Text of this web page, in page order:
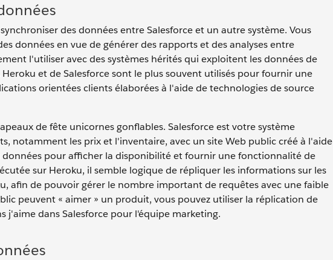
des données entre Salesforce et un autre système. Vous
données en vue de générer des rapports et des analyses entre
l'utiliser avec des systèmes hérités qui exploitent les données de
et de Salesforce sont le plus souvent utilisés pour fournir une
orientées clients élaborées à l'aide de technologies de source
de fête unicornes gonflables. Salesforce est votre système
notamment les prix et l'inventaire, avec un site Web public créé à l'aide
données pour afficher la disponibilité et fournir une fonctionnalité de
sur Heroku, il semble logique de répliquer les informations sur les
afin de pouvoir gérer le nombre important de requêtes avec une faible
peuvent « aimer » un produit, vous pouvez utiliser la réplication de
dans Salesforce pour l'équipe marketing.